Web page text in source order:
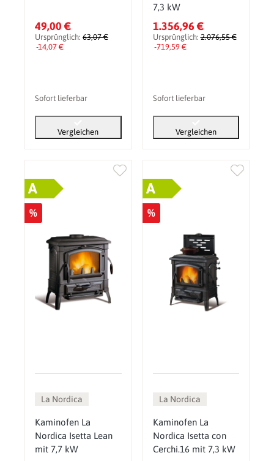
49,00 €
Ursprünglich: 63,07 €
-14,07 €
Sofort lieferbar
Vergleichen
7,3 kW
1.356,96 €
Ursprünglich:2.076,55 €
-719,59 €
Sofort lieferbar
Vergleichen
A
%
La Nordica
Kaminofen La
Nordica Isetta Lean
mit 7,7 kW
A
%
La Nordica
Kaminofen La
Nordica Isetta con
Cerchi.16 mit 7,3 kW